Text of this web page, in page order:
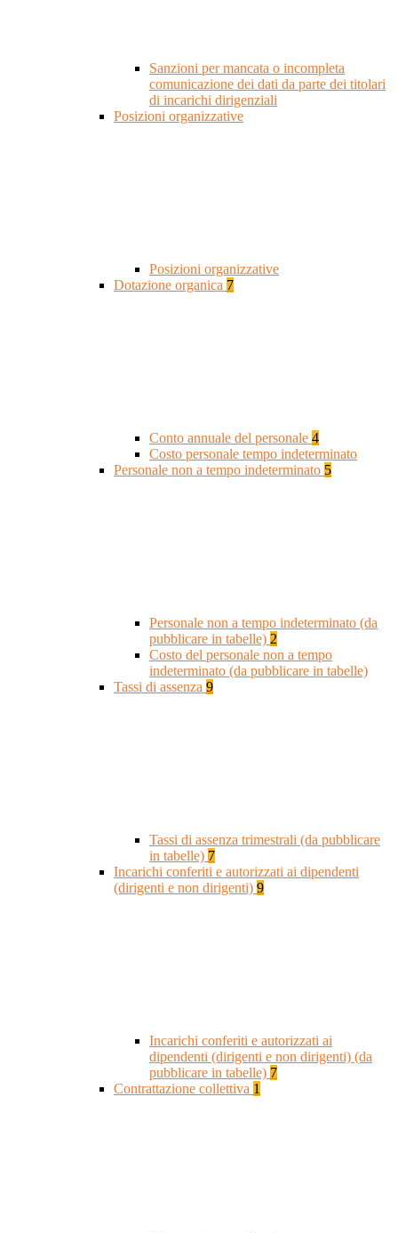
Sanzioni per mancata o incompleta
comunicazione dei dati da parte dei titolari
di incarichi dirigenziali
Posizioni organizzative
Posizioni organizzative
Dotazione organica 7
Conto annuale del personale 4
Costo personale tempo indeterminato
Personale non a tempo indeterminato 5
Personale non a tempo indeterminato (da
pubblicare in tabelle) 2
Costo del personale non a tempo
indeterminato (da pubblicare in tabelle)
Tassi di assenza 9
Tassi di assenza trimestrali (da pubblicare
in tabelle) 7
Incarichi conferiti e autorizzati ai dipendenti
(dirigenti e non dirigenti) 9
Incarichi conferiti e autorizzati ai
dipendenti (dirigenti e non dirigenti) (da
pubblicare in tabelle) 7
Contrattazione collettiva 1